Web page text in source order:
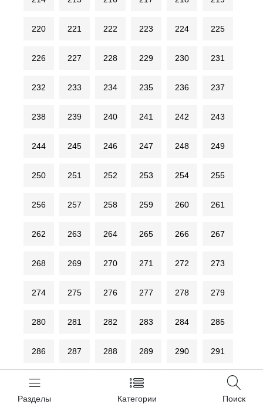
Разделы Категории Поиск
220 221 222 223 224 225
226 227 228 229 230 231
232 233 234 235 236 237
238 239 240 241 242 243
244 245 246 247 248 249
250 251 252 253 254 255
256 257 258 259 260 261
262 263 264 265 266 267
268 269 270 271 272 273
274 275 276 277 278 279
280 281 282 283 284 285
286 287 288 289 290 291
292 295